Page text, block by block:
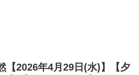
【2026年4月29日(水)】【夕